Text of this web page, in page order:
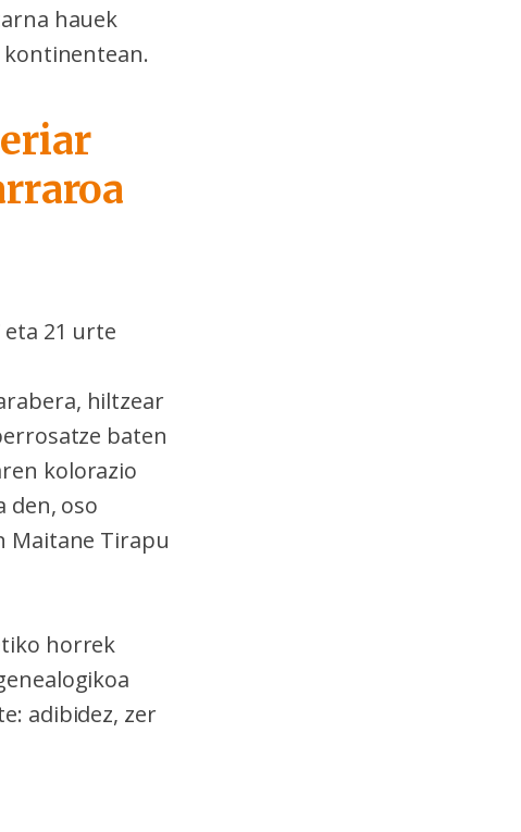
hauek
21 urte
hiltzear
baten
kolorazio
den, oso
Maitane Tirapu
horrek
adibidez, zer